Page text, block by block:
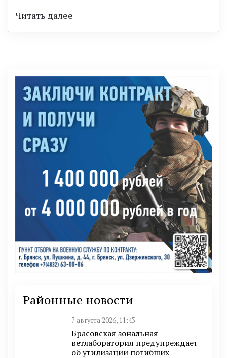
Читать далее
Районные новости
7 августа 2026, 11:43
Брасовская зональная
ветлаборатория предупреждает
об утилизации погибших